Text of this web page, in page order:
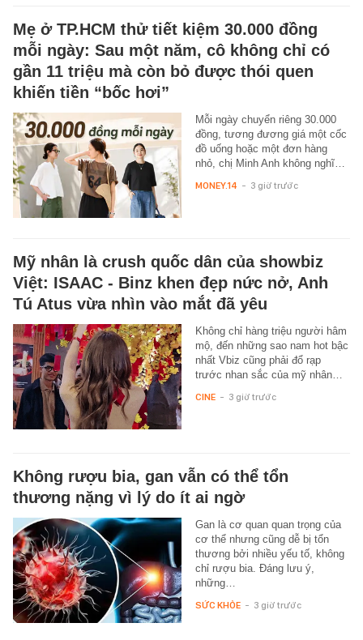
Mẹ ở TP.HCM thử tiết kiệm 30.000 đồng
mỗi ngày: Sau một năm, cô không chỉ có
gần 11 triệu mà còn bỏ được thói quen
khiến tiền “bốc hơi”
Mỗi ngày chuyển riêng 30.000
đồng, tương đương giá một cốc
đồ uống hoặc một đơn hàng
nhỏ, chị Minh Anh không nghĩ…
MONEY.14 - 3 giờ trước
Mỹ nhân là crush quốc dân của showbiz
Việt: ISAAC - Binz khen đẹp nức nở, Anh
Tú Atus vừa nhìn vào mắt đã yêu
Không chỉ hàng triệu người hâm
mộ, đến những sao nam hot bậc
nhất Vbiz cũng phải đổ rạp
trước nhan sắc của mỹ nhân…
CINE - 3 giờ trước
Không rượu bia, gan vẫn có thể tổn
thương nặng vì lý do ít ai ngờ
Gan là cơ quan quan trọng của
cơ thể nhưng cũng dễ bị tổn
thương bởi nhiều yếu tố, không
chỉ rượu bia. Đáng lưu ý,
những…
SỨC KHỎE - 3 giờ trước